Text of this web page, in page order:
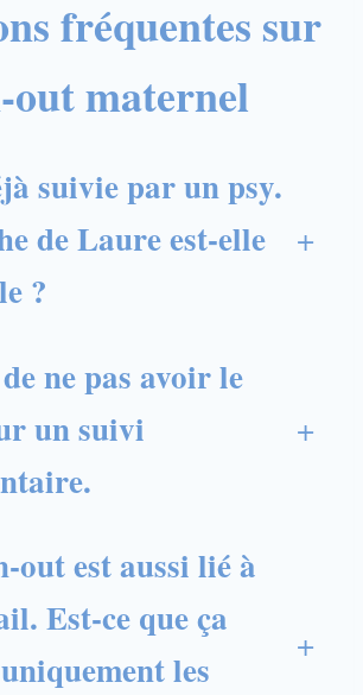
fréquentes sur
maternel
suivie par un psy.
de Laure est-elle
?
+
ne pas avoir le
un suivi
+
out est aussi lié à
Est-ce que ça
les
+